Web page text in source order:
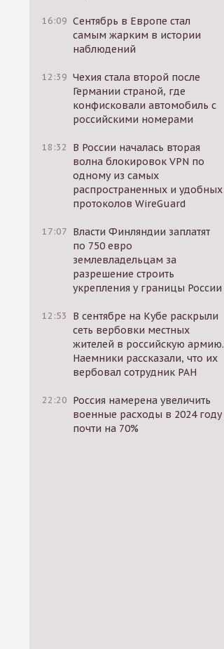
16:09 Сентябрь в Европе стал
самым жарким в истории
наблюдений
12:39 Чехия стала второй после
Германии страной, где
конфисковали автомобиль с
российскими номерами
18:32
В России началась вторая
волна блокировок VPN по
одному из самых
распространенных и удобных
протоколов WireGuard
17:07 Власти Финляндии заплатят
по 750 евро
землевладельцам за
разрешение строить
укрепления у границы России
12:53
В сентябре на Кубе раскрыли
сеть вербовки местных
жителей в российскую армию.
Наемники рассказали, что их
вербовал сотрудник РАН
22:20 Россия намерена увеличить
военные расходы в 2024 году
почти на 70%